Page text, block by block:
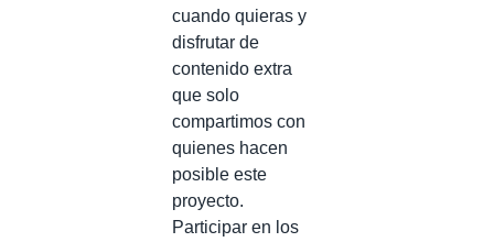
cuando quieras y
disfrutar de
contenido extra
que solo
compartimos con
quienes hacen
posible este
proyecto.
Participar en los